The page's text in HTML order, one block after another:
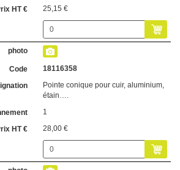
25,15 €
18116358
Pointe conique pour cuir, aluminium,
étain….
1
28,00 €